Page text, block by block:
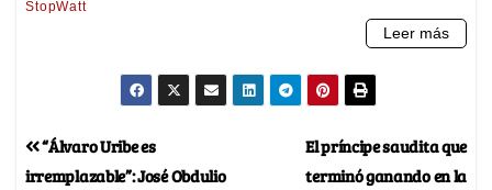
El príncipe saudita que
terminó ganando en la
“Álvaro Uribe es
irremplazable”: José Obdulio